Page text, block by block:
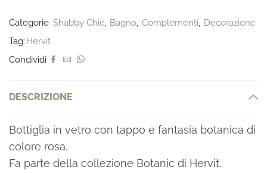
Categorie Shabby Chic Bagno Complementi
Decorazione
Tag: Hervit
Condividi
DESCRIZIONE
Bottiglia in vetro con tappo e fantasia botanica di
colore rosa.
Fa parte della collezione Botanic di Hervit.